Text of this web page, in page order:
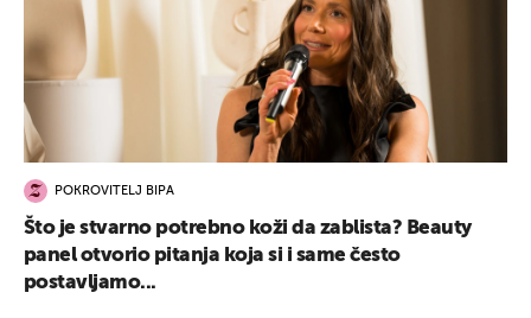
POKROVITELJ BIPA
Što je stvarno potrebno koži da zablista? Beauty
panel otvorio pitanja koja si i same često
postavljamo...